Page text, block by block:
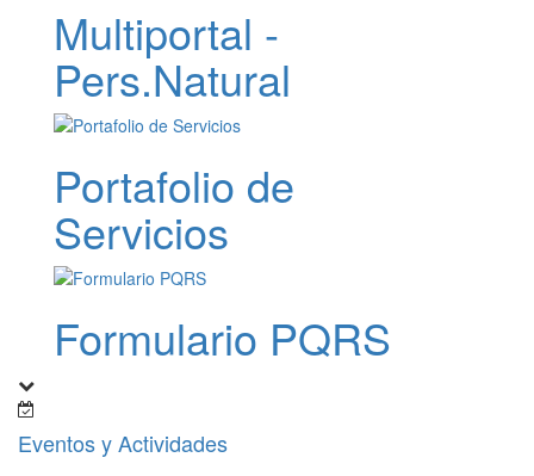
Multiportal -
Pers.Natural
Portafolio de
Servicios
Formulario PQRS
Eventos y Actividades